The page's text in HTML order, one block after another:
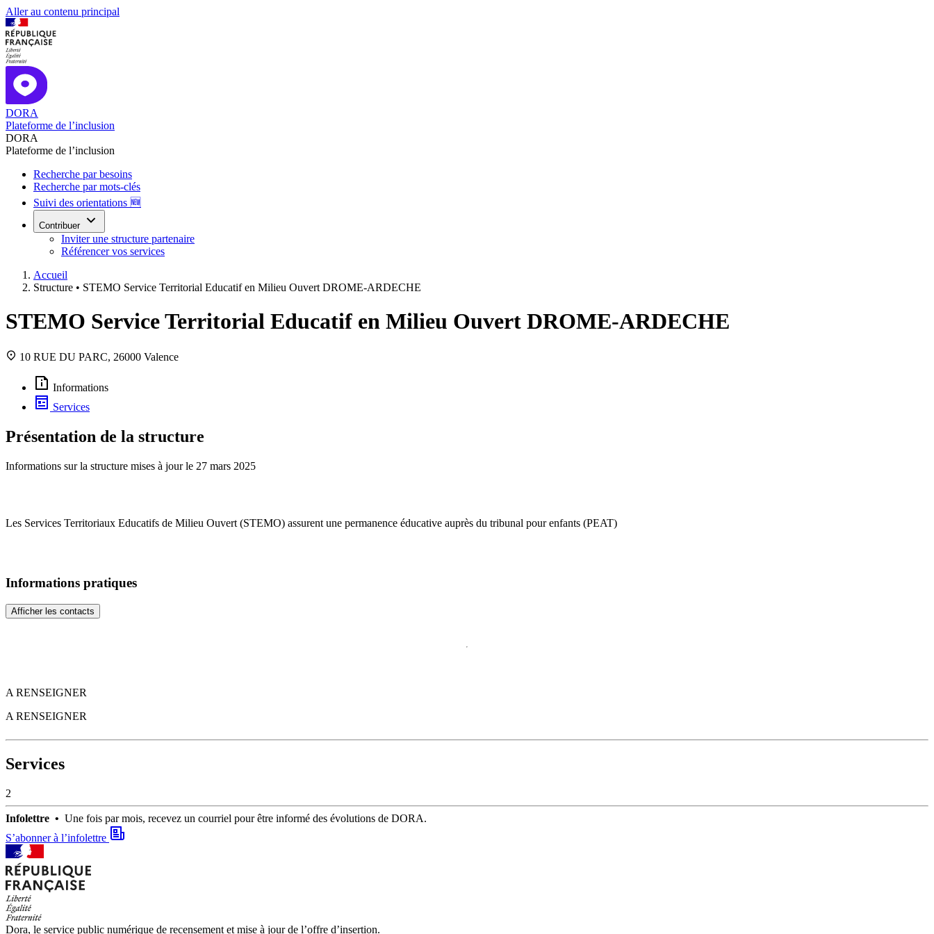
Aller au contenu principal
DORA
Plateforme de l’inclusion
DORA
Plateforme de l’inclusion
Recherche par besoins
Recherche par mots-clés
Suivi des orientations 🆕
Contribuer
Inviter une structure partenaire
Référencer vos services
Accueil
Structure • STEMO Service Territorial Educatif en Milieu Ouvert DROME-ARDECHE
STEMO Service Territorial Educatif en Milieu Ouvert DROME-ARDECHE
10 RUE DU PARC, 26000 Valence
Informations
Services
Présentation de la structure
Informations sur la structure mises à jour le 27 mars 2025
Les Services Territoriaux Educatifs de Milieu Ouvert (STEMO) assurent une permanence éducative auprès du tribunal pour enfants (PEAT)
A RENSEIGNER
A RENSEIGNER
Informations pratiques
Afficher les contacts
Services
2
Infolettre • Une fois par mois, recevez un courriel pour être informé des évolutions de DORA.
S’abonner à l’infolettre
Dora, le service public numérique de recensement et mise à jour de l’offre d’insertion.